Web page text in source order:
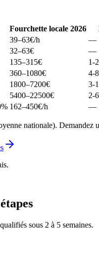
Fourchette locale 2026
39–63€/h
—
32–63€
—
135–315€
1-
360–1080€
4-
1800–7200€
3-
5400–22500€
2-
162–450€/h —
nationale). Demandez
.
sous 2 à 5 semaines.